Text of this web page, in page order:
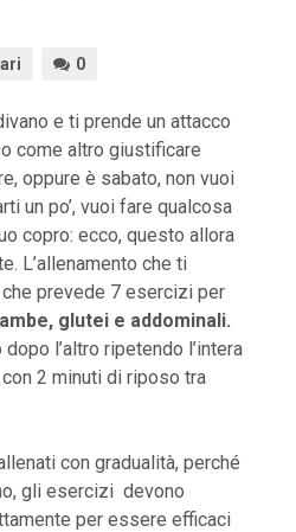
0
e ti prende un attacco
come altro giustificare
oppure è sabato, non vuoi
un po’, vuoi fare qualcosa
copro: ecco, questo allora
L’allenamento che ti
prevede 7 esercizi per
glutei e addominali.
l’altro ripetendo l’intera
2 minuti di riposo tra
con gradualità, perché
gli esercizi devono
per essere efficaci